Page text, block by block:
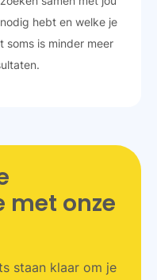
hebt en welke je
soms is minder meer
met onze
staan klaar om je